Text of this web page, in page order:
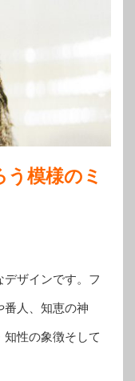
模様のミ
ザインです。フ
番人、知恵の神
性の象徴そして